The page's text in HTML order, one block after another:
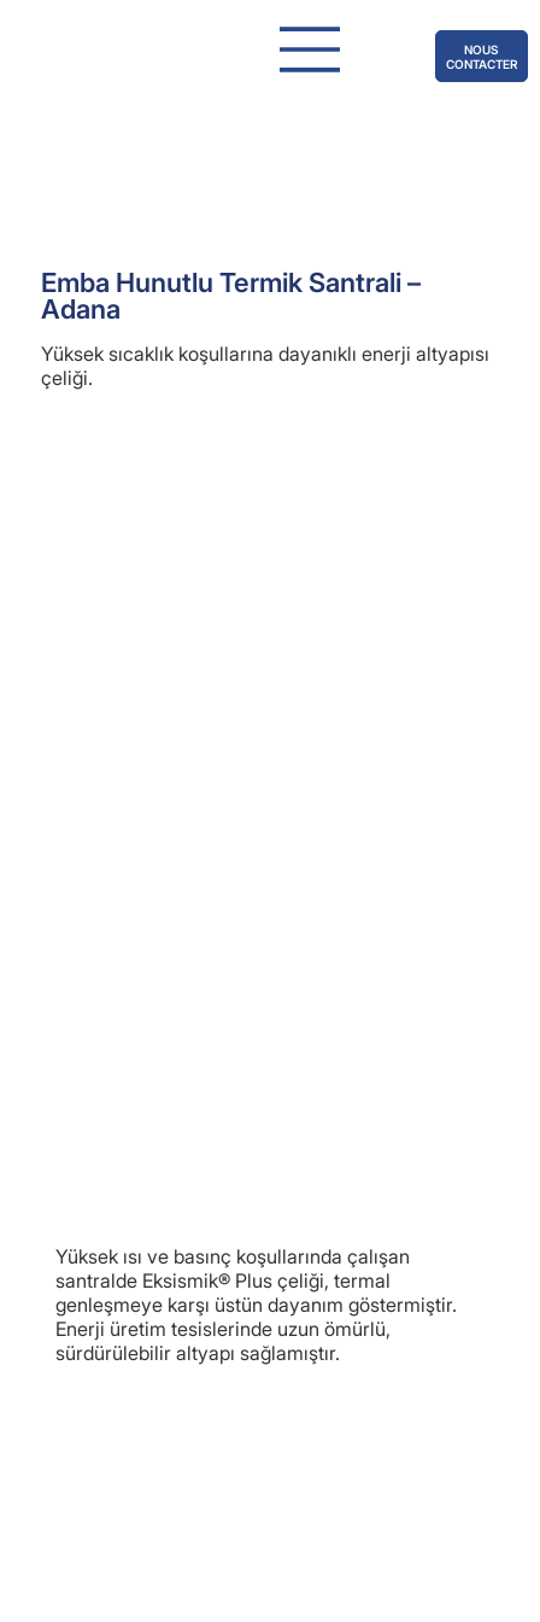
NOUS
CONTACTER
Emba Hunutlu Termik Santrali –
Adana
Yüksek sıcaklık koşullarına dayanıklı enerji altyapısı
çeliği.
Yüksek ısı ve basınç koşullarında çalışan
santralde Eksismik® Plus çeliği, termal
genleşmeye karşı üstün dayanım göstermiştir.
Enerji üretim tesislerinde uzun ömürlü,
sürdürülebilir altyapı sağlamıştır.